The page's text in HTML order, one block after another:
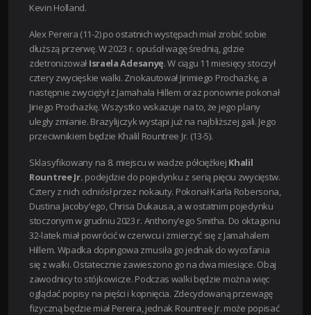
Kevin Holland.
Alex Pereira (11-2) po ostatnich występach miał zrobić sobie
dłuższą przerwę. W 2023 r. opuścił wagę średnią, gdzie
zdetronizował Israela Adesanyę. W ciągu 11 miesięcy stoczył
cztery zwycięskie walki. Znokautował Jirimiego Prochazkę, a
następnie zwyciężył z Jamahala Hillem oraz ponownie pokonał
Jiriego Prochazkę. Wszystko wskazuje na to, że jego plany
uległy zmianie. Brazylijczyk wystąpi już na najbliższej gali. Jego
przeciwnikiem będzie Khalil Rountree Jr. (13-5).
Sklasyfikowany na 8. miejscu w wadze półciężkiej Khalil
Rountree Jr. podejdzie do pojedynku z serią pięciu zwycięstw.
Cztery z nich odniósł przez nokauty. Pokonał Karla Robersona,
Dustina Jacoby’ego, Chrisa Dukausa, a w ostatnim pojedynku
stoczonym w grudniu 2023 r. Anthony’ego Smitha. Do oktagonu
32-latek miał powrócić w czerwcu i zmierzyć się z Jamahalem
Hillem. Wpadka dopingowa zmusiła go jednak do wycofania
się z walki. Ostatecznie zawieszono go na dwa miesiące. Obaj
zawodnicy to stójkowicze. Podczas walki będzie można więc
oglądać popisy na pięści i kopnięcia. Zdecydowaną przewagę
fizyczną będzie miał Pereira, jednak Rountree Jr. może popisać